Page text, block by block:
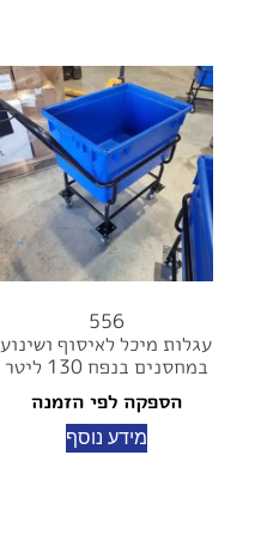
556
עגלות מיכל לאיסוף ושינוע
במחסנים בנפח 130 ליטר
הספקה לפי הזמנה
מידע נוסף